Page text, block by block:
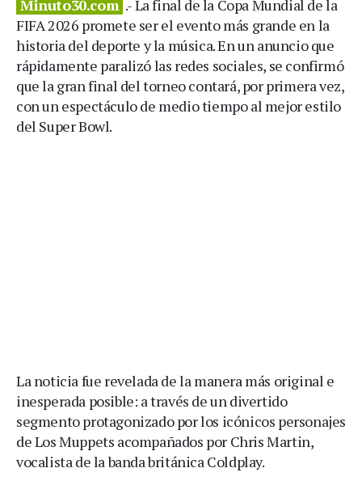
Minuto30.com .- La final de la Copa Mundial de la
FIFA 2026 promete ser el evento más grande en la
historia del deporte y la música. En un anuncio que
rápidamente paralizó las redes sociales, se confirmó
que la gran final del torneo contará, por primera vez,
con un espectáculo de medio tiempo al mejor estilo
del Super Bowl.
La noticia fue revelada de la manera más original e
inesperada posible: a través de un divertido
segmento protagonizado por los icónicos personajes
de Los Muppets acompañados por Chris Martin,
vocalista de la banda británica Coldplay.